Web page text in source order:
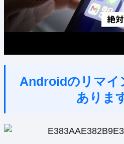
Androidのリマイ
ありま